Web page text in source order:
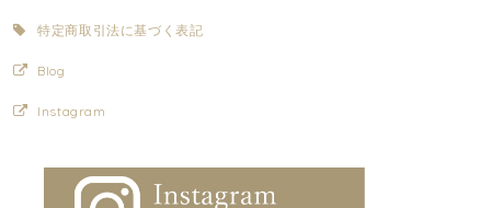
特定商取引法に基づく表記
Blog
Instagram